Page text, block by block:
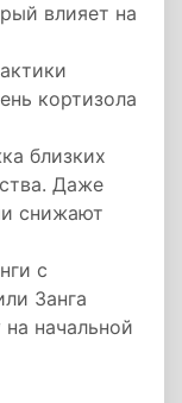
влияет на
кортизола
близких
Даже
снижают
с
Занга
начальной